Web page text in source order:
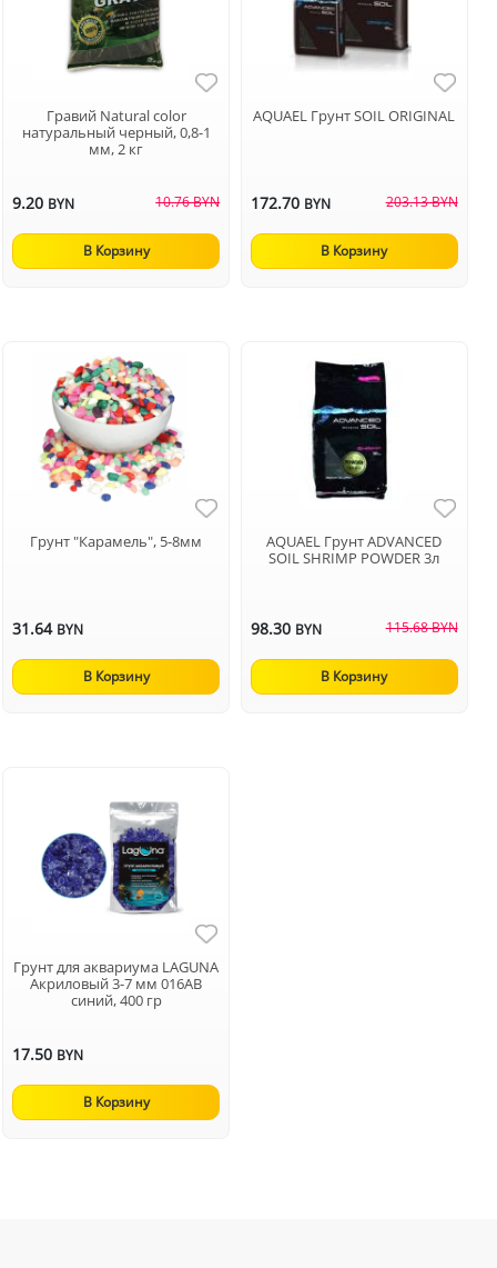
Гравий Natural color
натуральный черный, 0,8-1
мм, 2 кг
9.20 BYN 10.76 BYN
В Корзину
AQUAEL Грунт SOIL ORIGINAL
172.70 BYN 203.13 BYN
В Корзину
Грунт "Карамель", 5-8мм
31.64 BYN
В Корзину
AQUAEL Грунт ADVANCED
SOIL SHRIMP POWDER 3л
98.30 BYN 115.68 BYN
В Корзину
Грунт для аквариума LAGUNA
Акриловый 3-7 мм 016AB
синий, 400 гр
17.50 BYN
В Корзину